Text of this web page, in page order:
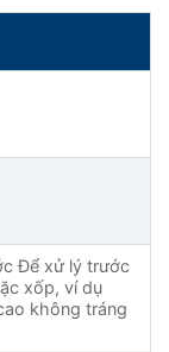
Để xử lý trước
xốp, ví dụ
không tráng